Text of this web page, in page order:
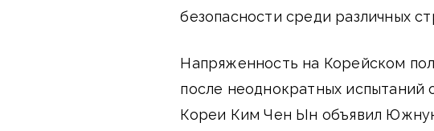
безопасности среди различных
Напряженность на Корейском
после неоднократных
Кореи Ким Чен Ын объявил